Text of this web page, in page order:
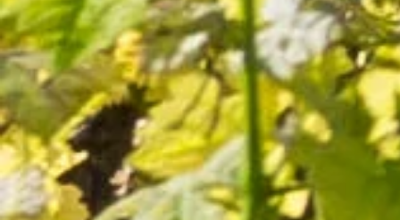
Magnum Cuvée Inspiration Rouge
(Tradition)
24,00 €